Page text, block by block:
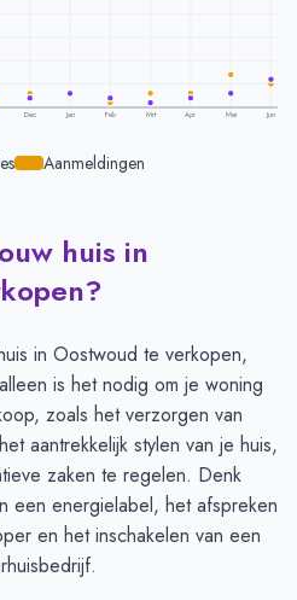
Dec Jan Feb Mrt Apr Mei Jun
Aanmeldingen
per maand - Oostwoud
Aanmeldingen
1
2
3
3
1
3
huis in
in Oostwoud te verkopen,
is het nodig om je woning
zoals het verzorgen van
aantrekkelijk stylen van je huis,
zaken te regelen. Denk
een energielabel, het afspreken
en het inschakelen van een